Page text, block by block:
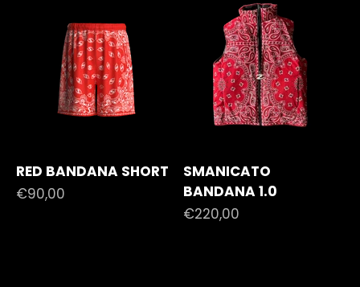
RED BANDANA SHORT
Prezzo scontato
€90,00
SMANICATO
BANDANA 1.0
Prezzo scontato
€220,00